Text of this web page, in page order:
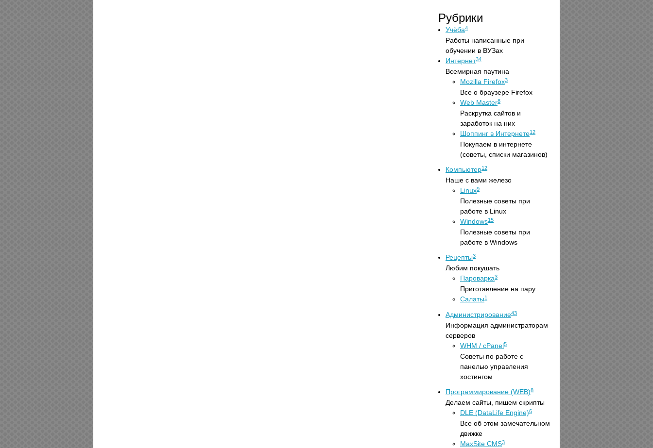
Рубрики
Учёба4
Работы написанные при
обучении в ВУЗах
Интернет34
Всемирная паутина
Mozilla Firefox3
Все о браузере Firefox
Web Master8
Раскрутка сайтов и
заработок на них
Шоппинг в Интернете12
Покупаем в интернете
(советы, списки магазинов)
Компьютер12
Наше с вами железо
Linux9
Полезные советы при
работе в Linux
Windows15
Полезные советы при
работе в Windows
Рецепты3
Любим покушать
Пароварка3
Приготавление на пару
Салаты1
Администрирование43
Информация администраторам
серверов
WHM / cPanel5
Советы по работе с
панелью управления
хостингом
Программирование (WEB)8
Делаем сайты, пишем скрипты
DLE (DataLife Engine)6
Все об этом замечательном
движке
MaxSite CMS3